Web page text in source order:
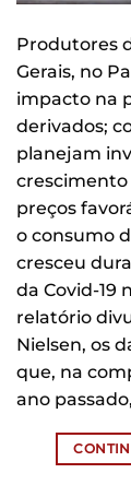
Produtores
Gerais, no
impacto na
derivados;
planejam
crescimento
preços
o consumo
cresceu
da Covid-19
relatório
Nielsen, os
que, na
ano